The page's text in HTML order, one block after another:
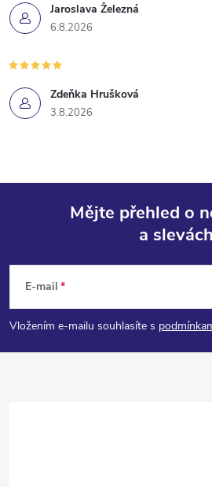
Jaroslava Železná
6.8.2026
Zdeňka Hrušková
3.8.2026
p
a
Mějte přehled o
a slevách
E-mail
Vložením e-mailu souhlasíte s